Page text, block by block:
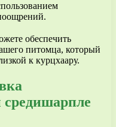
обеспечить
питомца, который
к курцхаару.
средишарпле